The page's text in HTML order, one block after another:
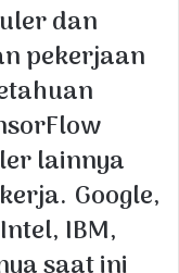
dan
pekerjaan
lainnya
Google,
IBM,